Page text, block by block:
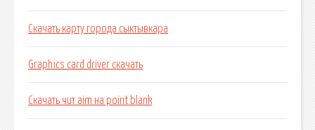
Скачать карту города сыктывкара
Graphics card driver скачать
Скачать чит aim на point blank